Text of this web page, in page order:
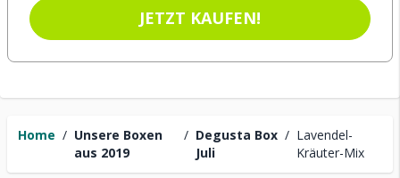
Home / Unsere Boxen
aus 2019
/ Degusta Box
Juli
/ Lavendel-
Kräuter-Mix
JETZT KAUFEN!